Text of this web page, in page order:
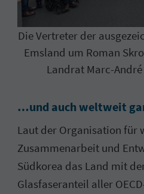
Die Vertreter der
Emsland um Roman
Landrat Marc-
…und auch weltweit
Laut der Organisation für
Zusammenarbeit und
Südkorea das Land mit
Glasfaseranteil aller